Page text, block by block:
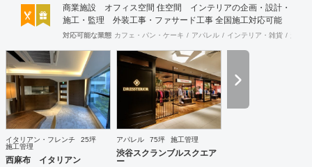
商業施設 オフィス空間 住空間 インテリアの企画・設計・
施工・監理 外装工事・ファサード工事 全国施工対応可能
対応可能な業態 カフェ・パン・ケーキ アパレル インテリア・雑貨
イタリアン・フレンチ
25坪
施工管理
西麻布 イタリアン
アパレル 75坪 施工管理
渋谷スクランブルスクエア
ー